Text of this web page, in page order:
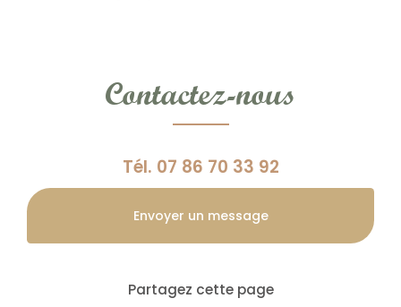
Contactez-nous
Tél. 07 86 70 33 92
Envoyer un message
Partagez cette page